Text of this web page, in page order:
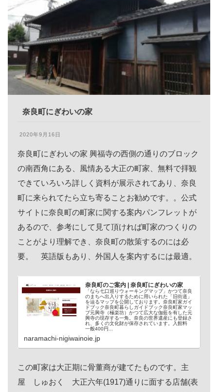
奈良町にぎわいの家
2020年9月16日
奈良町にぎわいの家 興福寺の西側の通りのブロック
の南西角にある、風情ある大正の町家、無料で拝観
できていろいろ詳しく資料が展示されてあり、奈良
町に来られてたら立ち寄ることお勧めです。。公式
サイトに奈良町の町家に関する案内パンフレットが
あるので、参考にして見て頂ければ町家のつくりの
ことがより理解でき、奈良町の散策するのには必
要。 英語版もあり、外国人を案内するには最適。
奈良町のご案内 | 奈良町にぎわいの家
「なら七口巡りウォーキングマップ」かつて奈良
のまちへ出入りするために用いられた「旧街道」
を辿るマップを公開しております。奈良町家ガイ
ドブック奈良町暮らしガイドブック奈良町家マッ
プ元興寺（極楽坊）かつて広大な伽藍を有した元
興寺の現存する一角。奈良の世界遺産にも登録さ
れ、多くの文化財が保存されています。入館料
一般400円...
naramachi-nigiwainoie.jp
この町家は大正期に骨董商が建てたものです。主
屋 しゅおく 大正六年(1917)通りに面する店舗(表